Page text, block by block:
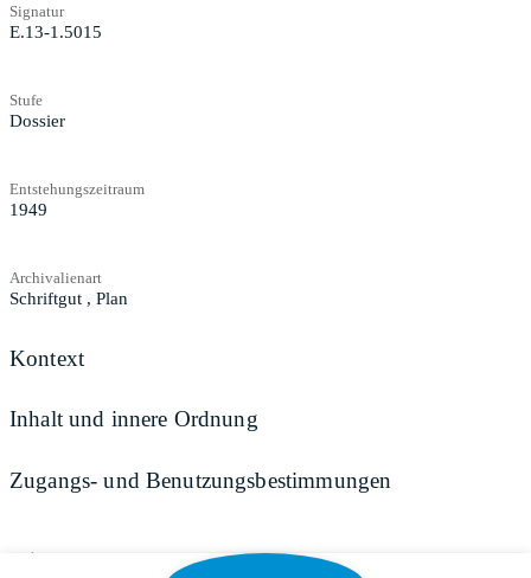
Signatur
E.13-1.5015
Stufe
Dossier
Entstehungszeitraum
1949
Archivalienart
Schriftgut , Plan
Kontext
Inhalt und innere Ordnung
Zugangs- und Benutzungsbestimmungen
Teilen